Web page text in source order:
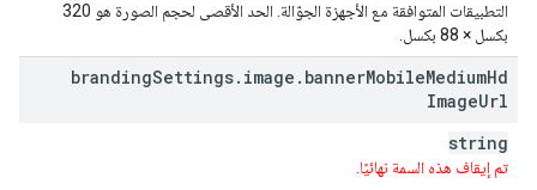
التطبيقات المتوافقة مع الأجهزة الجوّالة. الحد الأقصى لحجم الصورة هو 320
بكسل × 88 بكسل.
brandingSettings. image . bannerMobileMediumHd
ImageUrl
string
تم إيقاف هذه السمة نهائيًا.